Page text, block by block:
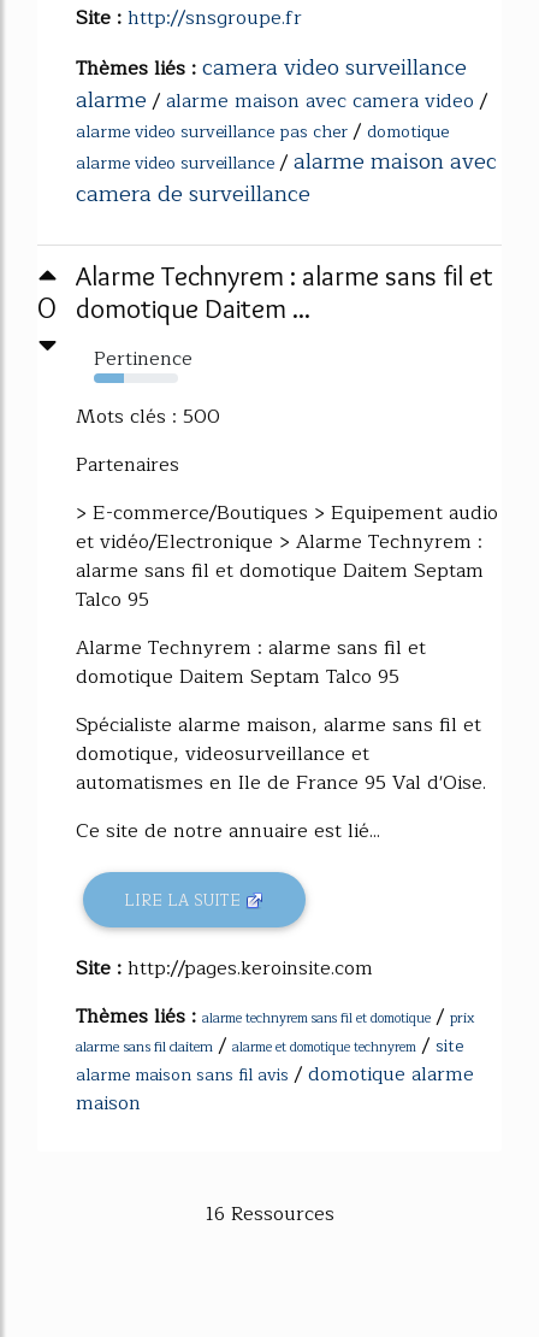
Site :http://snsgroupe.fr
Thèmes liés :camera video surveillance
alarme/alarme maison avec camera video/
alarme video surveillance pas cher/ domotique
alarme video surveillance/alarme maison avec
camera de surveillance
0
Alarme Technyrem : alarme sans fil et
domotique Daitem ...
Pertinence
35%
Mots clés : 500
Partenaires
> E-commerce/Boutiques > Equipement audio
et vidéo/Electronique > Alarme Technyrem :
alarme sans fil et domotique Daitem Septam
Talco 95
Alarme Technyrem : alarme sans fil et
domotique Daitem Septam Talco 95
Spécialiste alarme maison, alarme sans fil et
domotique, videosurveillance et
automatismes en Ile de France 95 Val d'Oise.
Ce site de notre annuaire est lié...
LIRE LA SUITE
Site :http://pages.keroinsite.com
Thèmes liés : alarme technyrem sans fil et domotique / prix
alarme sans fil daitem / alarme et domotique technyrem / site
alarme maison sans fil avis /domotique alarme
maison
16 Ressources